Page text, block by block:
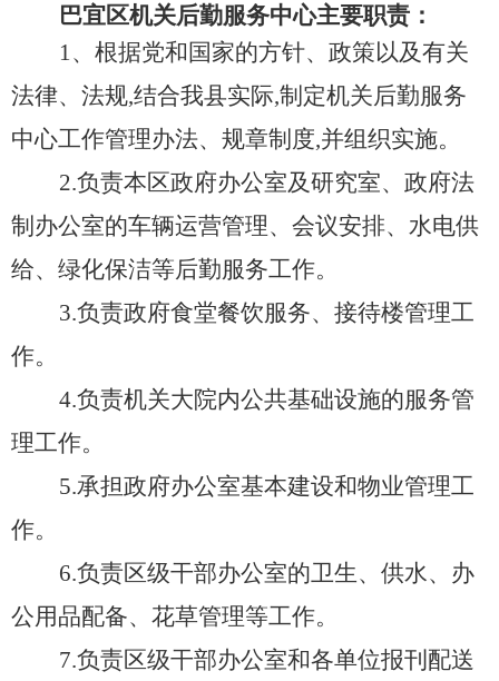
巴宜区机关后勤服务中心主要职责：
1、根据党和国家的方针、政策以及有关
法律、法规,结合我县实际,制定机关后勤服务
中心工作管理办法、规章制度,并组织实施。
2.负责本区政府办公室及研究室、政府法
制办公室的车辆运营管理、会议安排、水电供
给、绿化保洁等后勤服务工作。
3.负责政府食堂餐饮服务、接待楼管理工
作。
4.负责机关大院内公共基础设施的服务管
理工作。
5.承担政府办公室基本建设和物业管理工
作。
6.负责区级干部办公室的卫生、供水、办
公用品配备、花草管理等工作。
7.负责区级干部办公室和各单位报刊配送